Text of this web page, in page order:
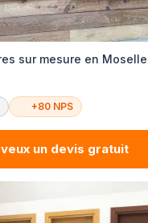
sur mesure en Moselle
+80 NPS
un devis gratuit